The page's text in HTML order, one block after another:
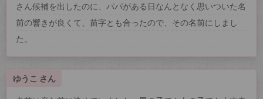
さん候補を出したのに、パパがある日なんとなく思いついた名
前の響きが良くて、苗字とも合ったので、その名前にしまし
た。
ゆうこ さん